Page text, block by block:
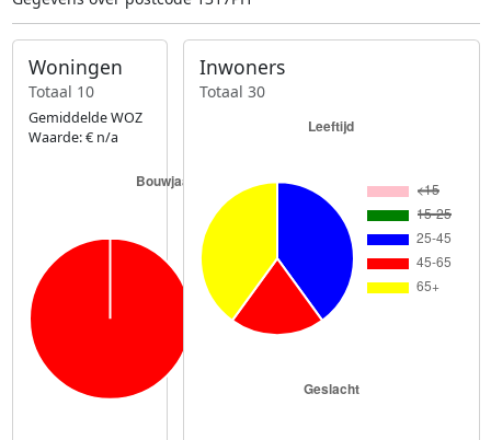
Woningen
Totaal 10
Gemiddelde WOZ
Waarde: € n/a
Inwoners
Totaal 30